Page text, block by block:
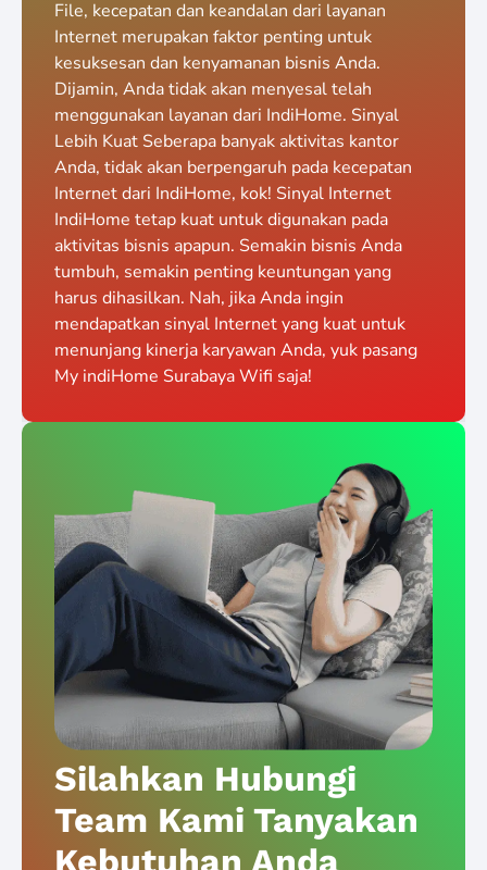
File, kecepatan dan keandalan dari layanan
Internet merupakan faktor penting untuk
kesuksesan dan kenyamanan bisnis Anda.
Dijamin, Anda tidak akan menyesal telah
menggunakan layanan dari IndiHome. Sinyal
Lebih Kuat Seberapa banyak aktivitas kantor
Anda, tidak akan berpengaruh pada kecepatan
Internet dari IndiHome, kok! Sinyal Internet
IndiHome tetap kuat untuk digunakan pada
aktivitas bisnis apapun. Semakin bisnis Anda
tumbuh, semakin penting keuntungan yang
harus dihasilkan. Nah, jika Anda ingin
mendapatkan sinyal Internet yang kuat untuk
menunjang kinerja karyawan Anda, yuk pasang
My indiHome Surabaya Wifi saja!
Silahkan Hubungi
Team Kami Tanyakan